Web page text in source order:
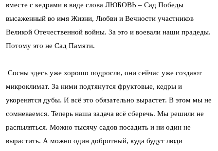
вместе с кедрами в виде слова ЛЮБОВЬ – Сад Победы
высаженный во имя Жизни, Любви и Вечности участников
Великой Отечественной войны. За это и воевали наши прадеды.
Потому это не Сад Памяти.
Сосны здесь уже хорошо подросли, они сейчас уже создают
микроклимат. За ними подтянутся фруктовые, кедры и
укоренятся дубы. И всё это обязательно вырастет. В этом мы не
сомневаемся. Теперь наша задача всё сберечь. Мы решили не
распыляться. Можно тысячу садов посадить и ни один не
вырастить. А можно один добротный, куда будут люди